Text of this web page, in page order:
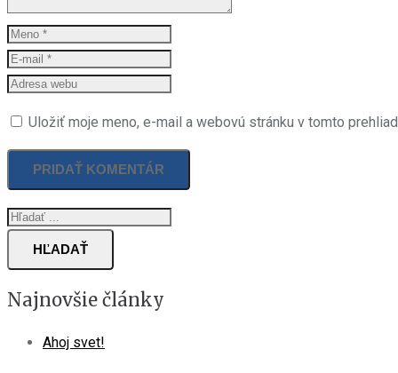
Uložiť moje meno, e-mail a webovú stránku v tomto
HĽADAŤ
Najnovšie články
Ahoj svet!